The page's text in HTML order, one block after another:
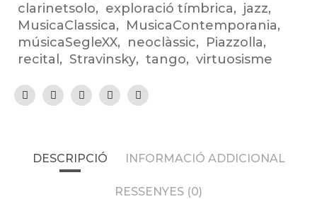
clarinetsolo, exploració tímbrica, jazz,
MusicaClassica, MusicaContemporania,
músicaSegleXX, neoclàssic, Piazzolla,
recital , Stravinsky, tango, virtuosisme
DESCRIPCIÓ INFORMACIÓ ADDICIONAL
RESSENYES (0)